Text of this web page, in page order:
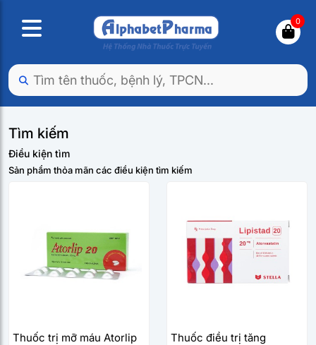
0
Tìm kiếm
Điều kiện tìm
Sản phẩm thỏa mãn các điều kiện tìm kiếm
Thuốc trị mỡ máu Atorlip
Thuốc điều trị tăng